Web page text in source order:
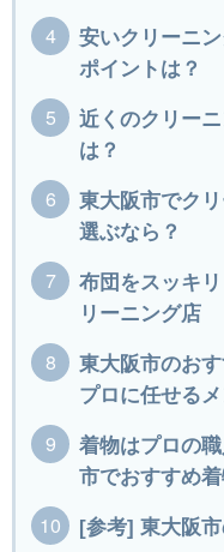
安いクリーニ
ポイントは？
近くのクリー
は？
東大阪市でク
選ぶなら？
布団をスッキ
リーニング店
東大阪市のお
プロに任せる
着物はプロの
市でおすすめ
[参考] 東大阪